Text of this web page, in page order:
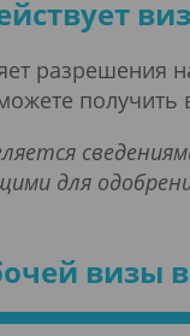
разрешения
получить
для
визы в